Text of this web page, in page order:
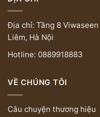
Địa chỉ: Tầng 8
Liêm, Hà Nội
Hotline: 0889918883
VỀ CHÚNG TÔI
Câu chuyện thương hiệu